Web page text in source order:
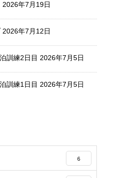
2026年7月19日
2026年7月12日
訓練2日目 2026年7月5日
訓練1日目 2026年7月5日
6